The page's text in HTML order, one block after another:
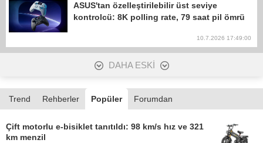
ASUS'tan özelleştirilebilir üst seviye
kontrolcü: 8K polling rate, 79 saat pil ömrü
10.7.2026 17:49:00
DAHA ESKİ
Trend Rehberler Popüler Forumdan
Çift motorlu e-bisiklet tanıtıldı: 98 km/s hız ve 321
km menzil